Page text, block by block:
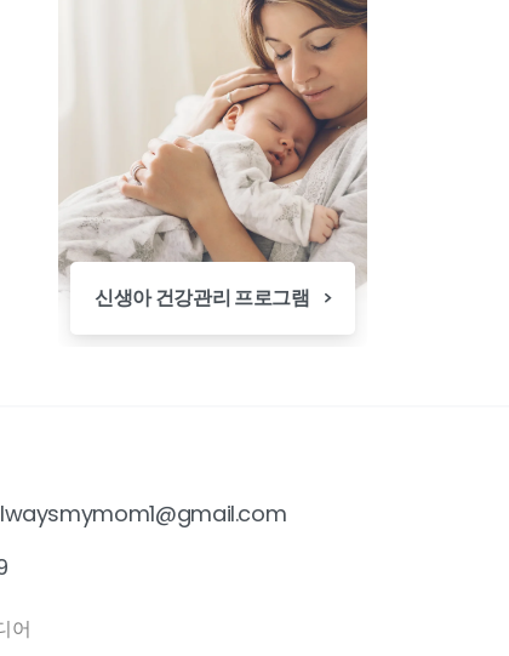
신생아 건강관리 프로그램
어